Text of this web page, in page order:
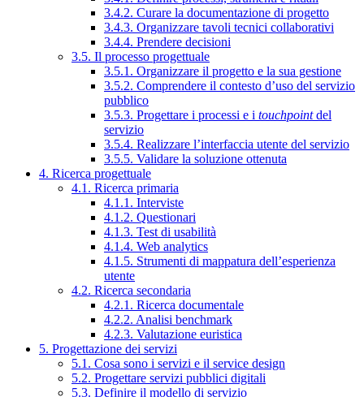
3.4.2. Curare la documentazione di progetto
3.4.3. Organizzare tavoli tecnici collaborativi
3.4.4. Prendere decisioni
3.5. Il processo progettuale
3.5.1. Organizzare il progetto e la sua gestione
3.5.2. Comprendere il contesto d’uso del servizio
pubblico
3.5.3. Progettare i processi e i touchpointdel
servizio
3.5.4. Realizzare l’interfaccia utente del servizio
3.5.5. Validare la soluzione ottenuta
4. Ricerca progettuale
4.1. Ricerca primaria
4.1.1. Interviste
4.1.2. Questionari
4.1.3. Test di usabilità
4.1.4. Web analytics
4.1.5. Strumenti di mappatura dell’esperienza
utente
4.2. Ricerca secondaria
4.2.1. Ricerca documentale
4.2.2. Analisi benchmark
4.2.3. Valutazione euristica
5. Progettazione dei servizi
5.1. Cosa sono i servizi e il service design
5.2. Progettare servizi pubblici digitali
5.3. Definire il modello di servizio